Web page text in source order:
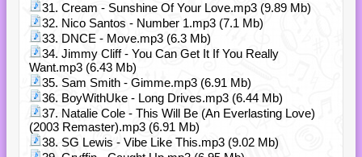
31. Cream - Sunshine Of Your Love.mp3 (9.89 Mb)
32. Nico Santos - Number 1.mp3 (7.1 Mb)
33. DNCE - Move.mp3 (6.3 Mb)
34. Jimmy Cliff - You Can Get It If You Really
Want.mp3 (6.43 Mb)
35. Sam Smith - Gimme.mp3 (6.91 Mb)
36. BoyWithUke - Long Drives.mp3 (6.44 Mb)
37. Natalie Cole - This Will Be (An Everlasting Love)
(2003 Remaster).mp3 (6.91 Mb)
38. SG Lewis - Vibe Like This.mp3 (9.02 Mb)